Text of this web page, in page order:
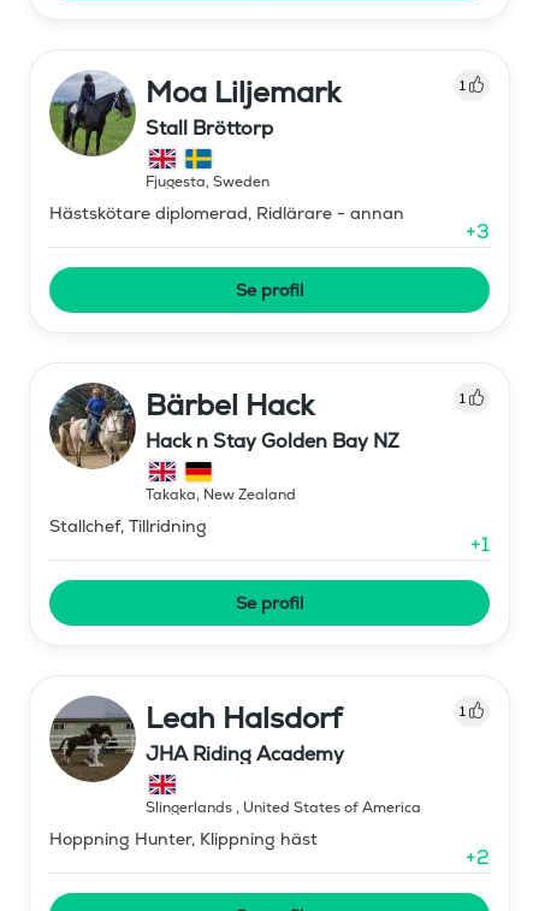
Moa Liljemark 1
Stall Bröttorp
Fjugesta, Sweden
Hästskötare diplomerad, Ridlärare - annan
+3
Se profil
Bärbel Hack 1
Hack n Stay Golden Bay NZ
Takaka, New Zealand
Stallchef, Tillridning
+1
Se profil
Leah Halsdorf 1
JHA Riding Academy
Slingerlands, United States of America
Hoppning Hunter, Klippning häst
+2